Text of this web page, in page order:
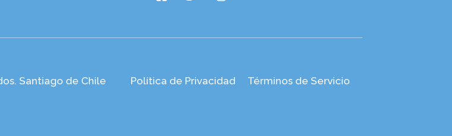
Santiago de Chile Política de Privacidad Términos de Servicio